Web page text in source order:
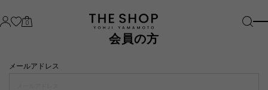
0
会員の方
メールアドレス